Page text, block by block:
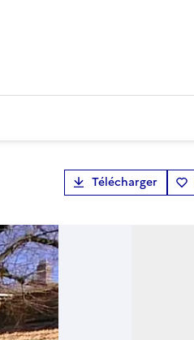
Télécharger